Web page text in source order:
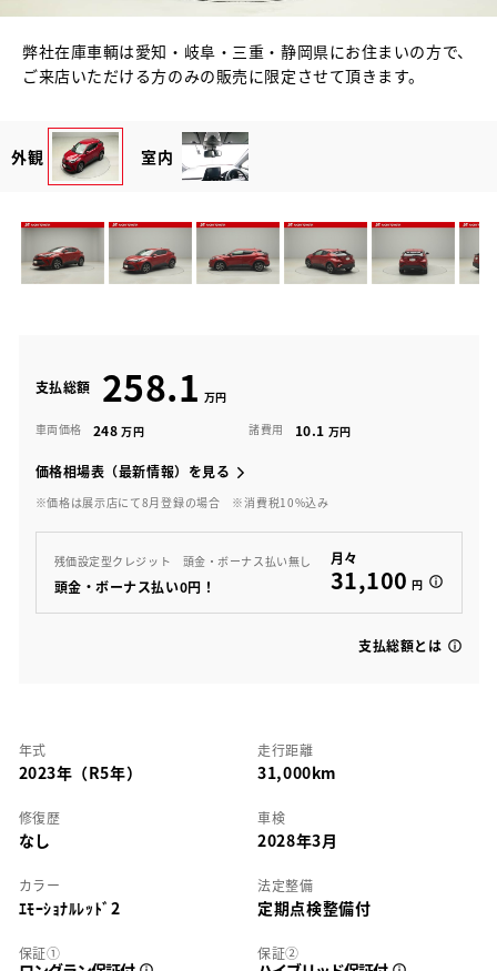
弊社在庫車輌は愛知・岐阜・三重・静岡県にお住まいの方で、
ご来店いただける方のみの販売に限定させて頂きます。
外観 室内
支払総額 258.1
車両価格 248 諸費用 10.1
価格相場表（最新情報）を見る
※価格は展示店にて8月登録の場合 ※消費税10%込み
残価設定型クレジット 頭金・ボーナス払い無し
頭金・ボーナス払い0円！
月々
31,100 円
支払総額とは
年式
2023年（R5年）
走行距離
31,000km
修復歴
なし
車検
2028年3月
カラー
ｴﾓｰｼｮﾅﾙﾚｯﾄﾞ2
法定整備
定期点検整備付
保証① 保証②